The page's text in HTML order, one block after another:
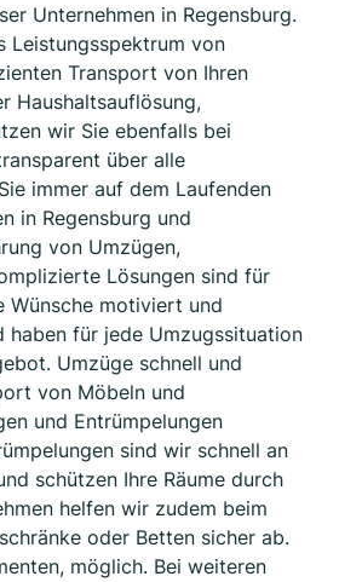
Unternehmen in Regensburg.
Leistungsspektrum von
Transport von Ihren
Haushaltsauflösung,
wir Sie ebenfalls bei
über alle
immer auf dem Laufenden
in Regensburg und
von Umzügen,
Lösungen sind für
Wünsche motiviert und
haben für jede Umzugssituation
Umzüge schnell und
von Möbeln und
und Entrümpelungen
sind wir schnell an
schützen Ihre Räume durch
helfen wir zudem beim
oder Betten sicher ab.
möglich. Bei weiteren